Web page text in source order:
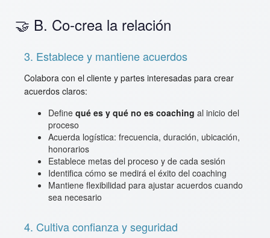
🤝 B. Co-crea la relación
3. Establece y mantiene acuerdos
Colabora con el cliente y partes interesadas para crear
acuerdos claros:
Define qué es y qué no es coaching al inicio del
proceso
Acuerda logística: frecuencia, duración, ubicación,
honorarios
Establece metas del proceso y de cada sesión
Identifica cómo se medirá el éxito del coaching
Mantiene flexibilidad para ajustar acuerdos cuando
sea necesario
4. Cultiva confianza y seguridad